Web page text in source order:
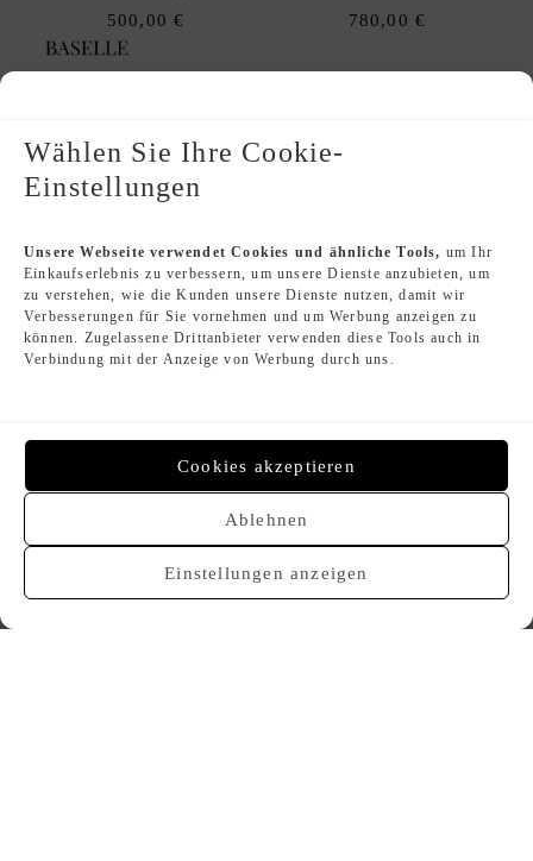
Wählen Sie Ihre Cookie-
Einstellungen
Unsere Webseite verwendet Cookies und ähnliche Tools, um Ihr
Einkaufserlebnis zu verbessern, um unsere Dienste anzubieten, um
zu verstehen, wie die Kunden unsere Dienste nutzen, damit wir
Verbesserungen für Sie vornehmen und um Werbung anzeigen zu
können. Zugelassene Drittanbieter verwenden diese Tools auch in
Verbindung mit der Anzeige von Werbung durch uns.
Cookies akzeptieren
Ablehnen
Einstellungen anzeigen
500,00€ 780,00 €
VERKAUFT
CHANEL Handschuhe
400,00
CHANEL 21V CC Brosche
600,00
VERKAUFT VERKAUFT